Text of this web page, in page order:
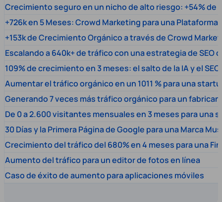
Crecimiento seguro en un nicho de alto riesgo: +54% de
+726k en 5 Meses: Crowd Marketing para una
+153k de Crecimiento Orgánico a través de Crowd
Escalando a 640k+ de tráfico con una estrategia de SEO
109% de crecimiento en 3 meses: el salto de la IA y el SEO
Aumentar el tráfico orgánico en un 1011 % para una
Generando 7 veces más tráfico orgánico para un
De 0 a 2.600 visitantes mensuales en 3 meses para una
30 Días y la Primera Página de Google para una Marca
Crecimiento del tráfico del 680% en 4 meses para una
Aumento del tráfico para un editor de fotos en línea
Caso de éxito de aumento para aplicaciones móviles